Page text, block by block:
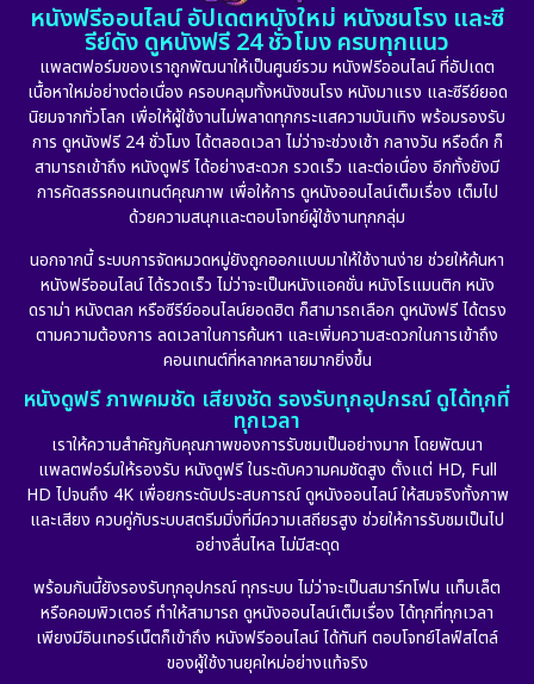
Detective สืบสวน (5)
Detective สืบสวน (56)
Disaster (10)
Disney+ (24)
Drama ดราม่า (898)
Dystopian (17)
Emotional (101)
Epic มหากาพย์ (17)
Erotic (10)
Fantasy จินตนาการ (265)
1974
1971 1962
หนังฟรีออนไลน์ อัปเดตหนังใหม่ หนังชนโรง และซี
รีย์ดัง ดูหนังฟรี 24 ชั่วโมง ครบทุกแนว
แพลตฟอร์มของเราถูกพัฒนาให้เป็นศูนย์รวม หนังฟรีออนไลน์ ที่อัปเดต
เนื้อหาใหม่อย่างต่อเนื่อง ครอบคลุมทั้งหนังชนโรง หนังมาแรง และซีรีย์ยอด
นิยมจากทั่วโลก เพื่อให้ผู้ใช้งานไม่พลาดทุกกระแสความบันเทิง พร้อมรองรับ
การ ดูหนังฟรี 24 ชั่วโมง ได้ตลอดเวลา ไม่ว่าจะช่วงเช้า กลางวัน หรือดึก ก็
สามารถเข้าถึง หนังดูฟรี ได้อย่างสะดวก รวดเร็ว และต่อเนื่อง อีกทั้งยังมี
การคัดสรรคอนเทนต์คุณภาพ เพื่อให้การ ดูหนังออนไลน์เต็มเรื่อง เต็มไป
ด้วยความสนุกและตอบโจทย์ผู้ใช้งานทุกกลุ่ม
นอกจากนี้ ระบบการจัดหมวดหมู่ยังถูกออกแบบมาให้ใช้งานง่าย ช่วยให้ค้นหา
หนังฟรีออนไลน์ ได้รวดเร็ว ไม่ว่าจะเป็นหนังแอคชั่น หนังโรแมนติก หนัง
ดราม่า หนังตลก หรือซีรีย์ออนไลน์ยอดฮิต ก็สามารถเลือก ดูหนังฟรี ได้ตรง
ตามความต้องการ ลดเวลาในการค้นหา และเพิ่มความสะดวกในการเข้าถึง
คอนเทนต์ที่หลากหลายมากยิ่งขึ้น
หนังดูฟรี ภาพคมชัด เสียงชัด รองรับทุกอุปกรณ์ ดูได้ทุกที่
ทุกเวลา
เราให้ความสำคัญกับคุณภาพของการรับชมเป็นอย่างมาก โดยพัฒนา
แพลตฟอร์มให้รองรับ หนังดูฟรี ในระดับความคมชัดสูง ตั้งแต่ HD, Full
HD ไปจนถึง 4K เพื่อยกระดับประสบการณ์ ดูหนังออนไลน์ ให้สมจริงทั้งภาพ
และเสียง ควบคู่กับระบบสตรีมมิ่งที่มีความเสถียรสูง ช่วยให้การรับชมเป็นไป
อย่างลื่นไหล ไม่มีสะดุด
พร้อมกันนี้ยังรองรับทุกอุปกรณ์ ทุกระบบ ไม่ว่าจะเป็นสมาร์ทโฟน แท็บเล็ต
หรือคอมพิวเตอร์ ทำให้สามารถ ดูหนังออนไลน์เต็มเรื่อง ได้ทุกที่ทุกเวลา
เพียงมีอินเทอร์เน็ตก็เข้าถึง หนังฟรีออนไลน์ ได้ทันที ตอบโจทย์ไลฟ์สไตล์
ของผู้ใช้งานยุคใหม่อย่างแท้จริง